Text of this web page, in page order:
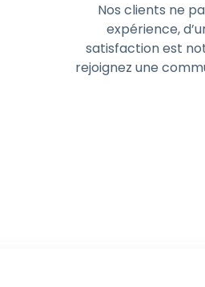
Nos clients ne
expérience,
satisfaction est
rejoignez une